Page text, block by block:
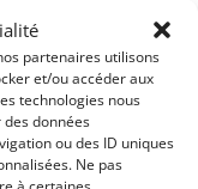
partenaires utilisons
et/ou accéder aux
technologies nous
données
ou des ID uniques
Ne pas